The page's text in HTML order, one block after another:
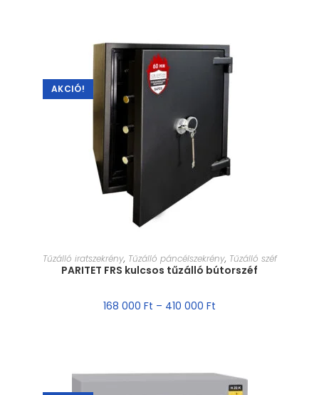
AKCIÓ!
MÉRET VÁLASZTÁSA
Tűzálló iratszekrény, Tűzálló páncélszekrény, Tűzálló széf
PARITET FRS kulcsos tűzálló bútorszéf
168 000 Ft – 410 000 Ft